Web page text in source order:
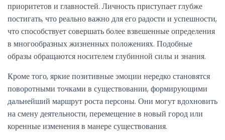
приоритетов и главностей. Личность приступает глубже
постигать, что реально важно для его радости и успешности,
что способствует совершать более взвешенные определения
в многообразных жизненных положениях. Подобные
образы обращаются носителем глубинной силы и знания.
Кроме того, яркие позитивные эмоции нередко становятся
поворотными точками в существовании, формирующими
дальнейший маршрут роста персоны. Они могут вдохновить
на смену деятельности, перемещение в новый город или
коренные изменения в манере существования.